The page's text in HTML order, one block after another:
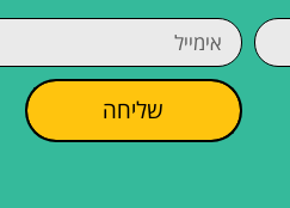
שליחה